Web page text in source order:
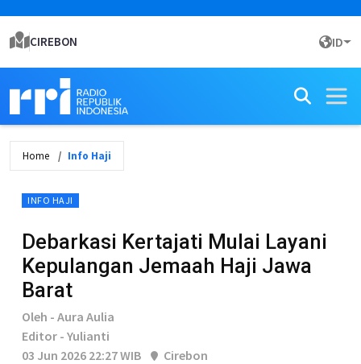
CIREBON ID
Home Info Haji
INFO HAJI
Debarkasi Kertajati Mulai Layani
Kepulangan Jemaah Haji Jawa
Barat
Oleh - Aura Aulia
Editor - Yulianti
03 Jun 2026 22:27 WIB
Cirebon